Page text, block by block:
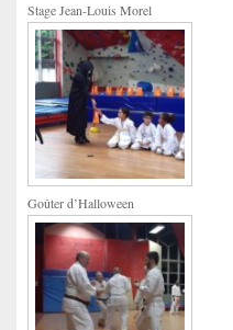
Stage Jean-Louis Morel
Goûter d’Halloween